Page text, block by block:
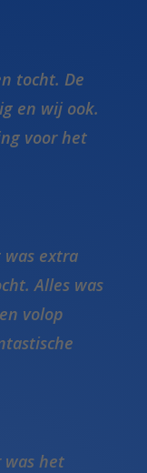
tocht. De
en wij ook.
voor het
extra
Alles was
volop
het